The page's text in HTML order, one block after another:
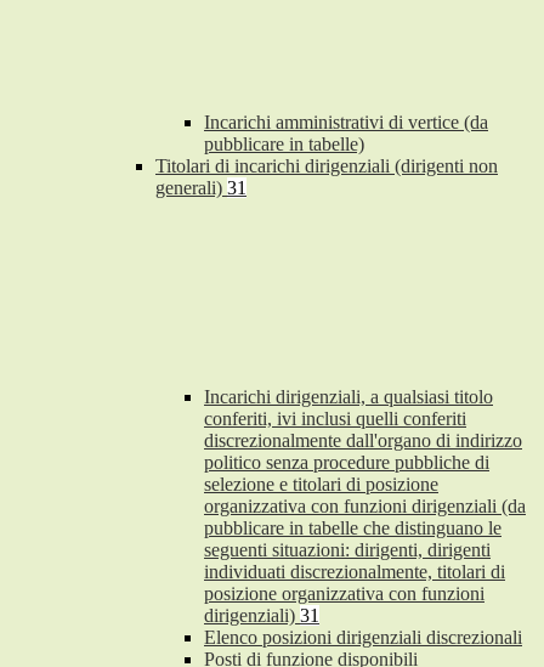
Incarichi amministrativi di vertice (da
pubblicare in tabelle)
Titolari di incarichi dirigenziali (dirigenti non
generali) 31
Incarichi dirigenziali, a qualsiasi titolo
conferiti, ivi inclusi quelli conferiti
discrezionalmente dall'organo di indirizzo
politico senza procedure pubbliche di
selezione e titolari di posizione
organizzativa con funzioni dirigenziali (da
pubblicare in tabelle che distinguano le
seguenti situazioni: dirigenti, dirigenti
individuati discrezionalmente, titolari di
posizione organizzativa con funzioni
dirigenziali) 31
Elenco posizioni dirigenziali discrezionali
Posti di funzione disponibili